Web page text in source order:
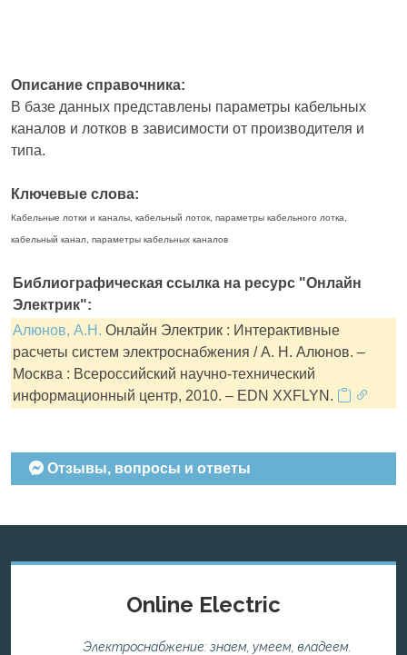
Описание справочника:
В базе данных представлены параметры кабельных
каналов и лотков в зависимости от производителя и
типа.
Ключевые слова:
Кабельные лотки и каналы, кабельный лоток, параметры кабельного лотка,
кабельный канал, параметры кабельных каналов
Библиографическая ссылка на ресурс "Онлайн
Электрик":
Алюнов, А.Н. Онлайн Электрик : Интерактивные
расчеты систем электроснабжения / А. Н. Алюнов. –
Москва : Всероссийский научно-технический
информационный центр, 2010. – EDN XXFLYN.
Отзывы, вопросы и ответы
Online Electric
Электроснабжение: знаем, умеем, владеем.